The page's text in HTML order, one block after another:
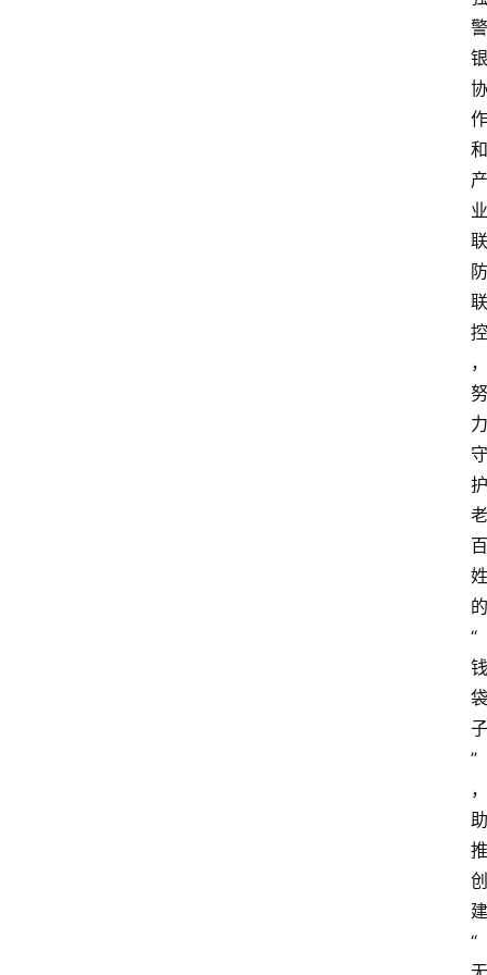
警
银
协
作
和
产
业
联
防
联
控
，
努
力
守
护
老
百
姓
的
“
钱
袋
子
”
，
助
推
创
建
“